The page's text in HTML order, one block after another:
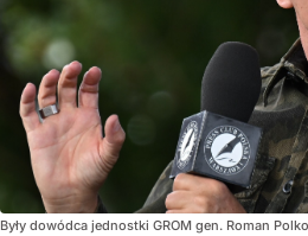
Były dowódca jednostki GROM gen. Roman Polko